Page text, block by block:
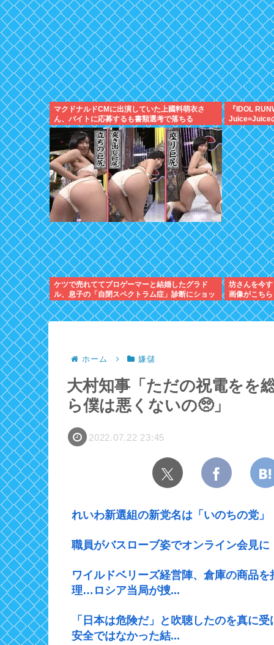
マクドナルドCMに出演していた上國料萌衣さ
ん、バイトに応募するも書類選考で落ちる
『IDOL
Juice=Juice
ケツで売れててプロゲーマーと結婚したグラド
ル、息子の「自閉スペクトラム症」診断にショッ
クで泣く
坊さんを今
画像がこちら
ホーム 嫌儲
大村知事「ただの祝電を
ら僕は悪くないの🥺」
2022.07.22 23:45
れいわ新選組の新党名は「いのちの党
職員がバスローブ姿でオンライン会見
ワイルドベリーズ経営陣、倉庫の商品
理…ロシア当局が捜...
「日本は危険だ」と吹聴したのを真に
安全ではなかった結...